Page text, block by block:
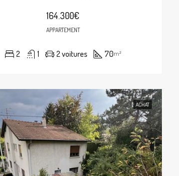
164.300€
APPARTEMENT
2 1 2 voitures 70m²
ACHAT